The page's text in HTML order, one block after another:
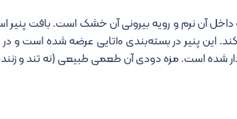
داخل آن نرم و رویه بیرونی آن خشک است. بافت
شده است. مزه دودی آن طعمی طبیعی (نه تند و